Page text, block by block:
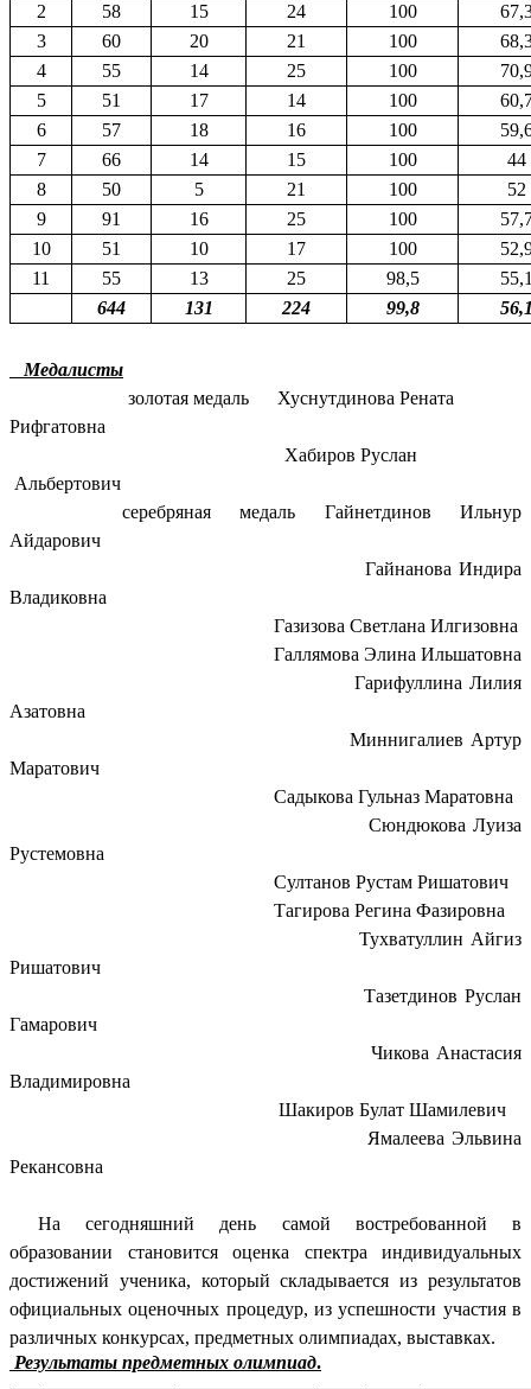
2
58 15 24 100
3
60 20 21 100
4
55 14 25 100
5
51 17 14 100
6
57 18 16 100
7
66 14 15 100
44
8
50 5 21 100
52
9
91 16 25 100
10
51 10 17 100
11
55 13 25 98,5
644
131 224 99,8
Медалисты
золотая медаль Хуснутдинова Рената
Рифгатовна
Хабиров Руслан
Альбертович
серебряная медаль Гайнетдинов Ильнур
Айдарович
Гайнанова Индира
Владиковна
Газизова Светлана Илгизовна
Галлямова Элина Ильшатовна
Гарифуллина Лилия
Азатовна
Миннигалиев Артур
Маратович
Садыкова Гульназ Маратовна
Сюндюкова Луиза
Рустемовна
Султанов Рустам Ришатович
Тагирова Регина Фазировна
Тухватуллин Айгиз
Ришатович
Тазетдинов Руслан
Гамарович
Чикова Анастасия
Владимировна
Шакиров Булат Шамилевич
Ямалеева Эльвина
Рекансовна
На сегодняшний день самой востребованной в
образовании становится оценка спектра индивидуальных
достижений ученика, который складывается из результатов
официальных оценочных процедур, из успешности участия в
различных конкурсах, предметных олимпиадах, выставках.
Результаты предметных олимпиад.